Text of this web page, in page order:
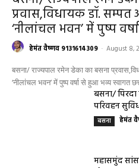
प्रवास,विधायक डॉ. सम्पत
‘नीलांचल भवन’ में पुष्प
हेमंत वैष्णव 9131614309 - August 8,
बसना/ राज्यपाल रमेन डेका का बसना
‘नीलांचल भवन’ में पुष्प वर्षा से हुआ भव्य स्वागत
बसना/
परिवहन
बसना हेमंत
महासमुंद